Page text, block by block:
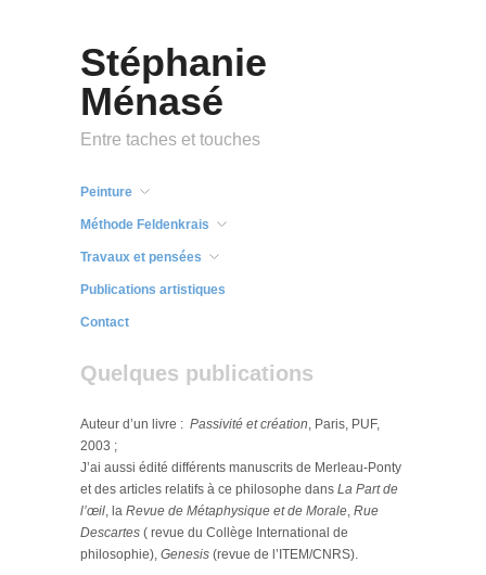
Stéphanie
Ménasé
Entre taches et touches
Peinture
Méthode Feldenkrais
Travaux et pensées
Publications artistiques
Contact
Quelques publications
Auteur d’un livre : Passivité et création, Paris, PUF,
2003 ;
J’ai aussi édité différents manuscrits de Merleau-Ponty
et des articles relatifs à ce philosophe dans La Part de
l’œil, la Revue de Métaphysique et de Morale, Rue
Descartes ( revue du Collège International de
philosophie), Genesis (revue de l’ITEM/CNRS).